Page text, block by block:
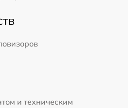
и техническим